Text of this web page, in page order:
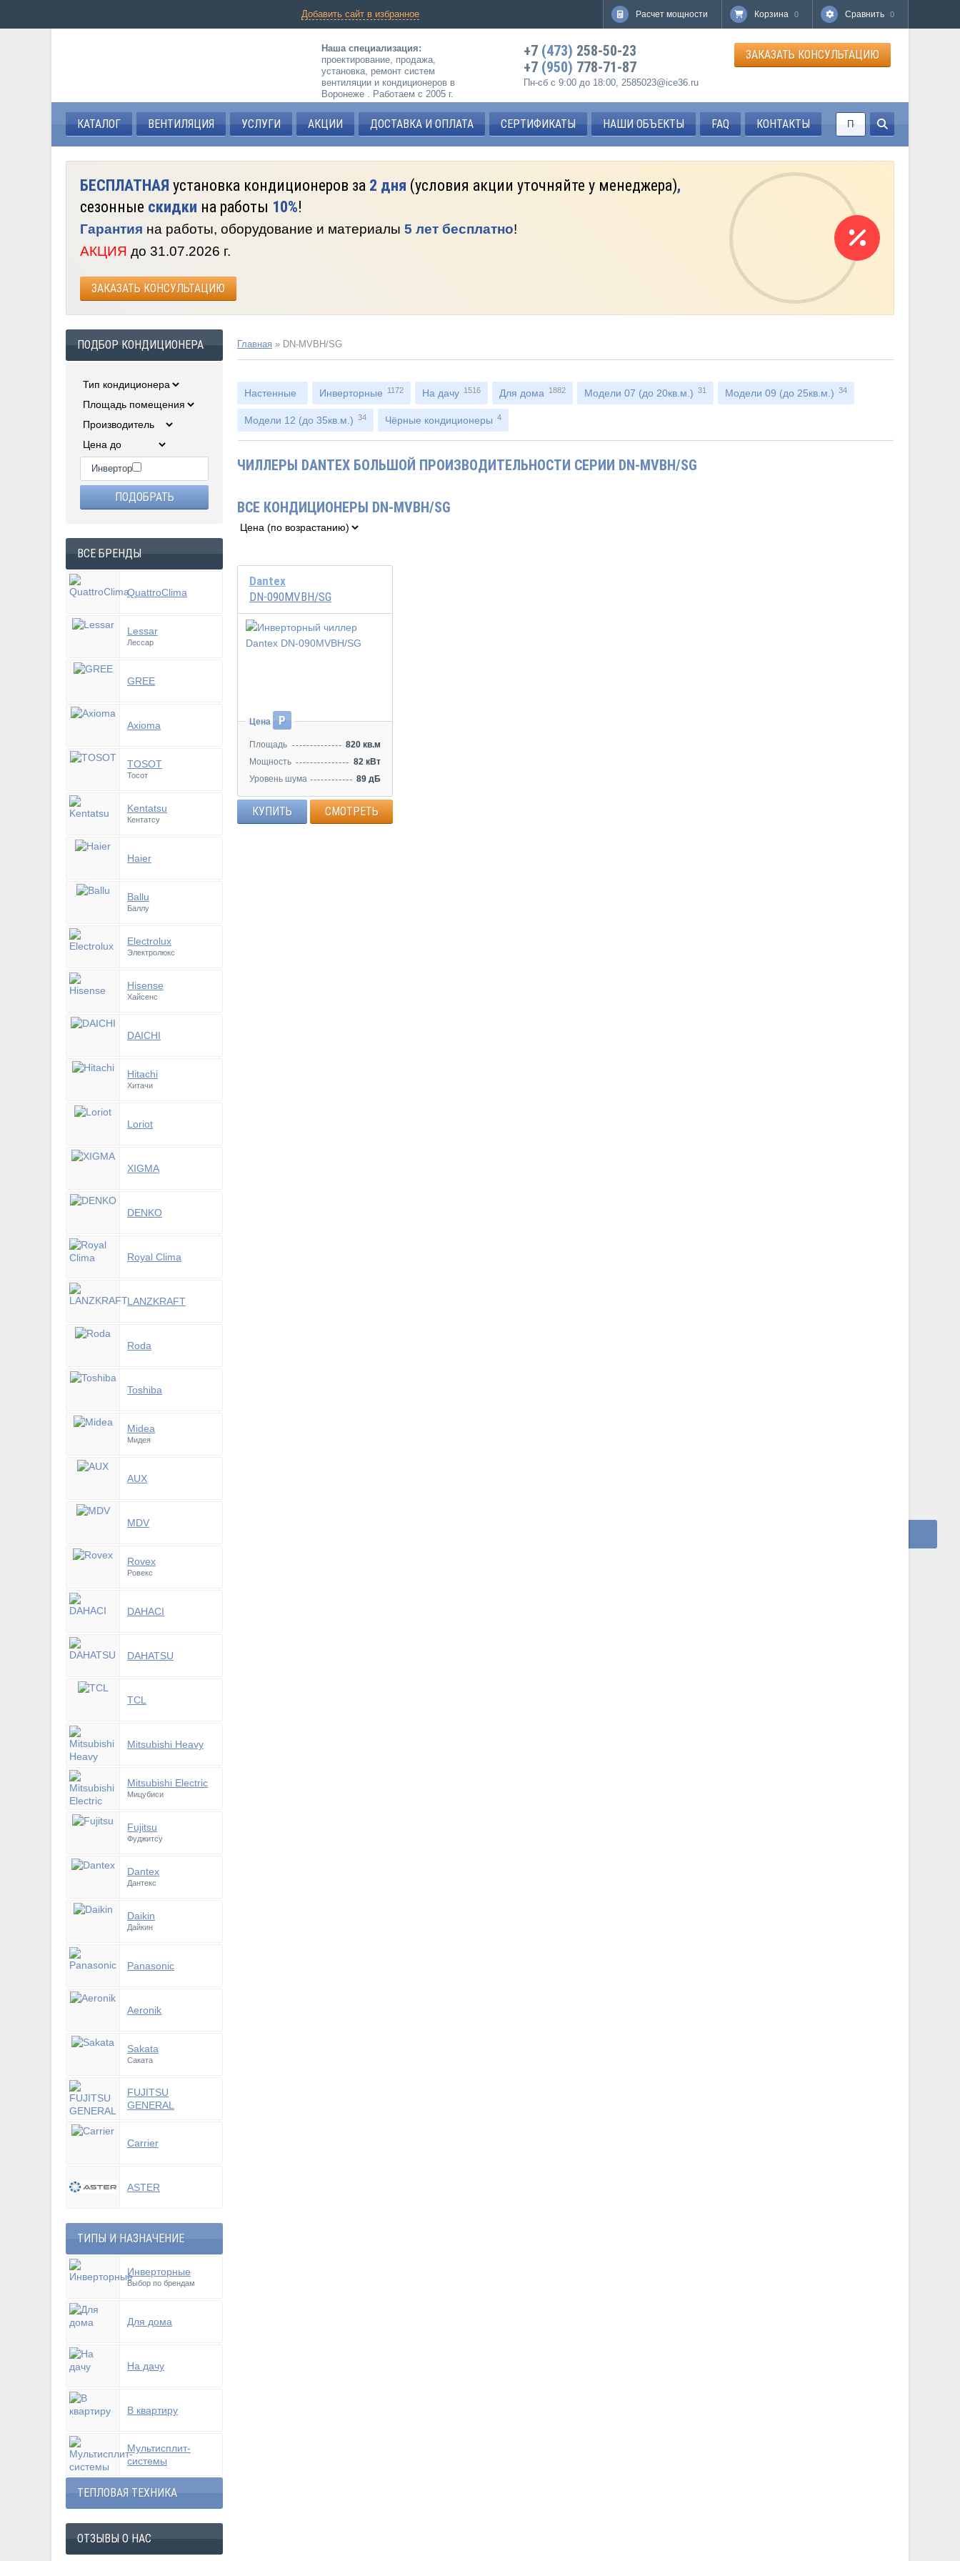
Расчет мощности Корзина 0 Сравнить 0
Добавить сайт в избранное
Наша специализация:
проектирование, продажа,
установка, ремонт систем
вентиляции и кондиционеров в
Воронеже . Работаем с 2005 г.
+7 (473) 258-50-23
+7 (950) 778-71-87
Пн-сб с 9:00 до 18:00, 2585023@ice36.ru
ЗАКАЗАТЬ КОНСУЛЬТАЦИЮ
КАТАЛОГ ВЕНТИЛЯЦИЯ УСЛУГИ АКЦИИ ДОСТАВКА И ОПЛАТА СЕРТИФИКАТЫ НАШИ ОБЪЕКТЫ FAQ КОНТАКТЫ
БЕСПЛАТНАЯ установка кондиционеров за 2 дня (условия акции уточняйте у менеджера),
сезонные скидки на работы 10%!
Гарантия на работы, оборудование и материалы 5 лет бесплатно!
АКЦИЯ до 31.07.2026 г.
ЗАКАЗАТЬ КОНСУЛЬТАЦИЮ
Главная » DN-MVBH/SG
Настенные Инверторные 1172 На дачу 1516 Для дома 1882 Модели 07 (до 20кв.м.) 31 Модели 09 (до 25кв.м.) 34
Модели 12 (до 35кв.м.) 34 Чёрные кондиционеры 4
ЧИЛЛЕРЫ DANTEX БОЛЬШОЙ ПРОИЗВОДИТЕЛЬНОСТИ СЕРИИ DN-MVBH/SG
ВСЕ КОНДИЦИОНЕРЫ DN-MVBH/SG
Dantex
DN-090MVBH/SG
Цена Р
Площадь
820 кв.м
Мощность
82 кВт
Уровень шума
89 дБ
КУПИТЬ СМОТРЕТЬ
ПОДБОР КОНДИЦИОНЕРА
Инвертор
ВСЕ БРЕНДЫ
QuattroClima
Lessar
Лессар
GREE
Axioma
TOSOT
Тосот
Kentatsu
Кентатсу
Haier
Ballu
Баллу
Electrolux
Электролюкс
Hisense
Хайсенс
DAICHI
Hitachi
Хитачи
Loriot
XIGMA
DENKO
Royal Clima
LANZKRAFT
Roda
Toshiba
Midea
Мидея
AUX
MDV
Rovex
Ровекс
DAHACI
DAHATSU
TCL
Mitsubishi Heavy
Mitsubishi Electric
Мицубиси
Fujitsu
Фуджитсу
Dantex
Дантекс
Daikin
Дайкин
Panasonic
Aeronik
Sakata
Саката
FUJITSU
GENERAL
Carrier
ASTER
ТИПЫ И НАЗНАЧЕНИЕ
Инверторные
Выбор по брендам
Для дома
На дачу
В квартиру
Мультисплит-
системы
ТЕПЛОВАЯ ТЕХНИКА
ОТЗЫВЫ О НАС